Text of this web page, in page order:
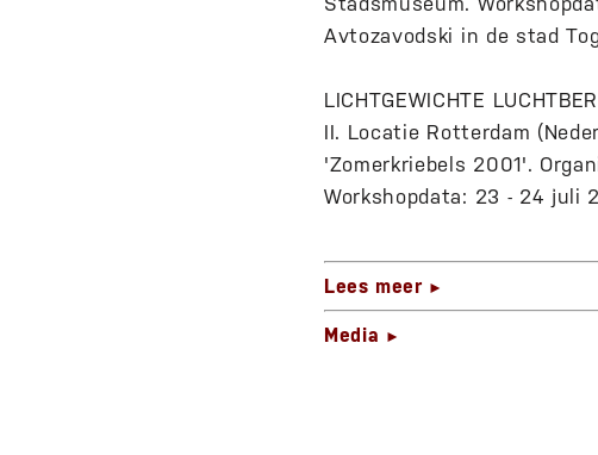
Avtozavodski in de stad
LICHTGEWICHTE
II. Locatie Rotterdam
'Zomerkriebels 2001'.
Workshopdata: 23 - 24 juli
Lees meer ►
Media ►